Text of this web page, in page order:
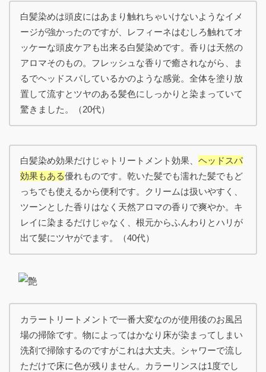
白髪染めは頭皮にはあまり触れちゃいけないようなイメ
ージが強かったのですが、レフィーネはむしろ触れてオ
ッケーな頭皮ケアも出来る白髪染めです。香りは天然の
アロマそのもの。フレッシュな香りで癒されながら、ま
るでヘッドスパしているかのような感覚。全体を塗り放
置して流すとツヤのある髪色にしっかりと染まっていて
驚きました。（20代）
白髪染め効果だけじゃトリートメント効果、 ヘッドスパ
効果もある優れものです。乾いた髪でも濡れた髪でもど
っちでも使えるから便利です。クリームは扱いやすく、
ツーンとした香りはなく天然アロマの香りで爽やか。キ
レイに染まるだけじゃなく、根元からふんわりとハリが
出て髪にツヤがでます。（40代）
カラートリートメントで一番大変なのが使用後のお風呂
場の掃除です。物によってはかなり床が染まってしまい
洗剤で掃除するのですがこれは大丈夫。シャワーで流し
ただけで床に色が残りません。カラーリンスは1度でし